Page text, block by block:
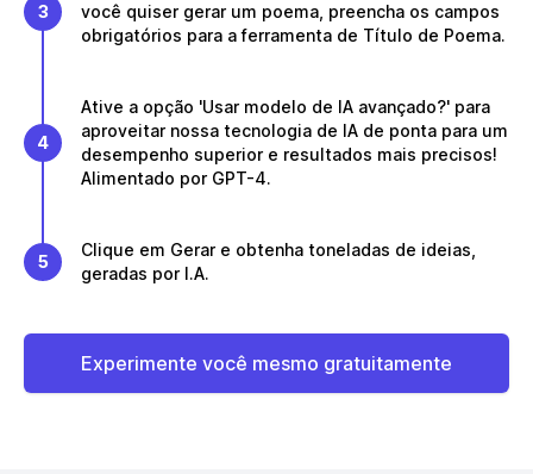
3
você quiser gerar um poema, preencha os campos
obrigatórios para a ferramenta de Título de Poema.
4
Ative a opção 'Usar modelo de IA avançado?' para
aproveitar nossa tecnologia de IA de ponta para um
desempenho superior e resultados mais precisos!
Alimentado por GPT-4.
5
Clique em Gerar e obtenha toneladas de ideias,
geradas por I.A.
Experimente você mesmo gratuitamente